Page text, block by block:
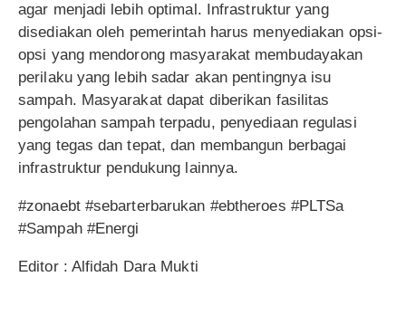
agar menjadi lebih optimal. Infrastruktur yang
disediakan oleh pemerintah harus menyediakan opsi-
opsi yang mendorong masyarakat membudayakan
perilaku yang lebih sadar akan pentingnya isu
sampah. Masyarakat dapat diberikan fasilitas
pengolahan sampah terpadu, penyediaan regulasi
yang tegas dan tepat, dan membangun berbagai
infrastruktur pendukung lainnya.
#zonaebt #sebarterbarukan #ebtheroes #PLTSa
#Sampah #Energi
Editor : Alfidah Dara Mukti